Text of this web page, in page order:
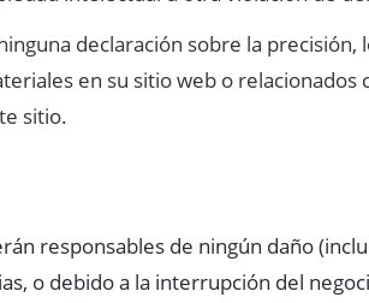
declaración sobre la precisión,
en su sitio web o relacionados
sitio.
responsables de ningún daño
o debido a la interrupción del